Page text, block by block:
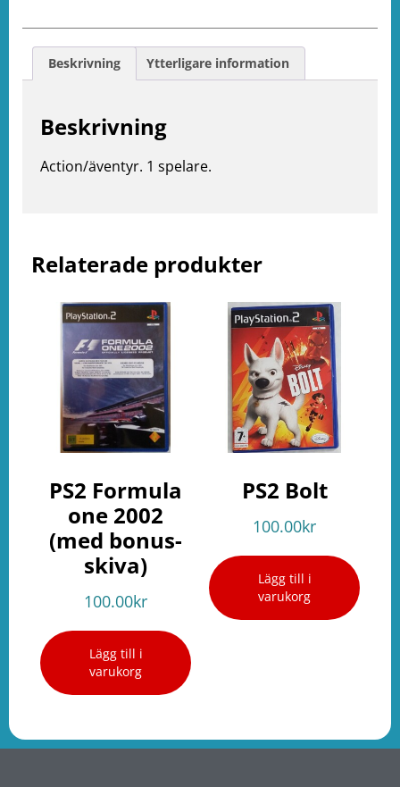
Relaterade produkter
PS2 Formula
one 2002
(med bonus-
skiva)
100.00kr
Lägg till i
varukorg
PS2 Bolt
100.00kr
Lägg till i
varukorg
Beskrivning Ytterligare information
Beskrivning
Action/äventyr. 1 spelare.